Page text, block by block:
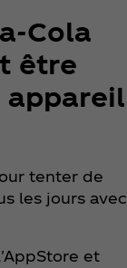
être
appareil
tenter de
les jours avec
et